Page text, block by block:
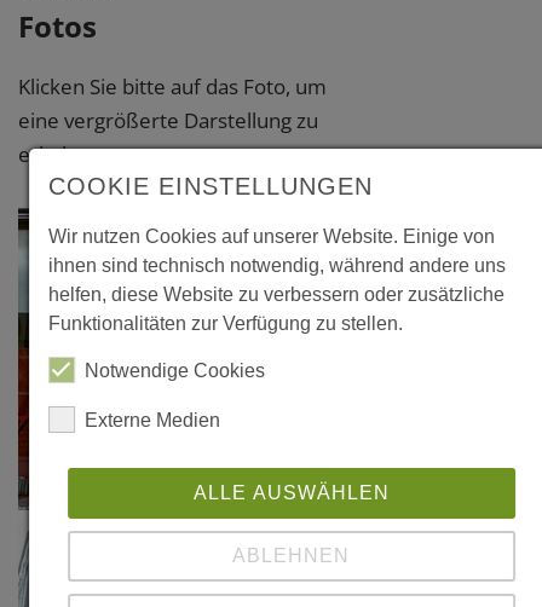
Fotos
Klicken Sie bitte auf das Foto, um
eine vergrößerte Darstellung zu
erhalten.
COOKIE EINSTELLUNGEN
Wir nutzen Cookies auf unserer Website. Einige von
ihnen sind technisch notwendig, während andere uns
helfen, diese Website zu verbessern oder zusätzliche
Funktionalitäten zur Verfügung zu stellen.
Notwendige Cookies
Externe Medien
ALLE AUSWÄHLEN
ABLEHNEN